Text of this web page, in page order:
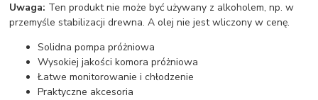
Uwaga: Ten produkt nie może być używany z alkoholem, np. w
przemyśle stabilizacji drewna. A olej nie jest wliczony w cenę.
Solidna pompa próżniowa
Wysokiej jakości komora próżniowa
Łatwe monitorowanie i chłodzenie
Praktyczne akcesoria